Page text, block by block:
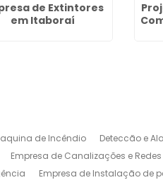
de Extintores
em Itaboraí
de Incêndio Deteccão e
Empresa de Canalizações e
Empresa de Instalação de